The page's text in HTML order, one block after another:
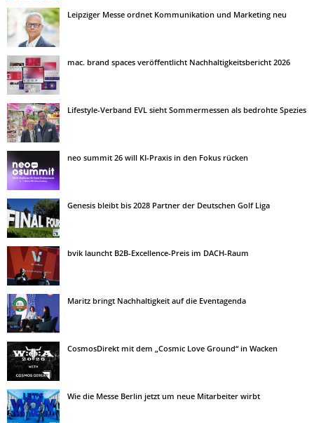
Leipziger Messe ordnet Kommunikation und Marketing neu
mac. brand spaces veröffentlicht Nachhaltigkeitsbericht 2026
Lifestyle-Verband EVL sieht Sommermessen als bedrohte Spezies
neo summit 26 will KI-Praxis in den Fokus rücken
Genesis bleibt bis 2028 Partner der Deutschen Golf Liga
bvik launcht B2B-Excellence-Preis im DACH-Raum
Maritz bringt Nachhaltigkeit auf die Eventagenda
CosmosDirekt mit dem „Cosmic Love Ground“ in Wacken
Wie die Messe Berlin jetzt um neue Mitarbeiter wirbt